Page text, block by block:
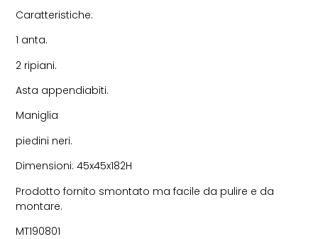
Caratteristiche:
1 anta.
2 ripiani.
Asta appendiabiti.
Maniglia
piedini neri.
Dimensioni: 45x45x182H
Prodotto fornito smontato ma facile da pulire e da
montare.
MT190801